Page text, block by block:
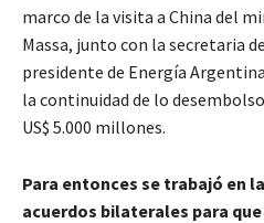
marco de la visita a China del
Massa, junto con la secretaria
presidente de Energía
la continuidad de lo
US$ 5.000 millones.
Para entonces se trabajó en
acuerdos bilaterales para